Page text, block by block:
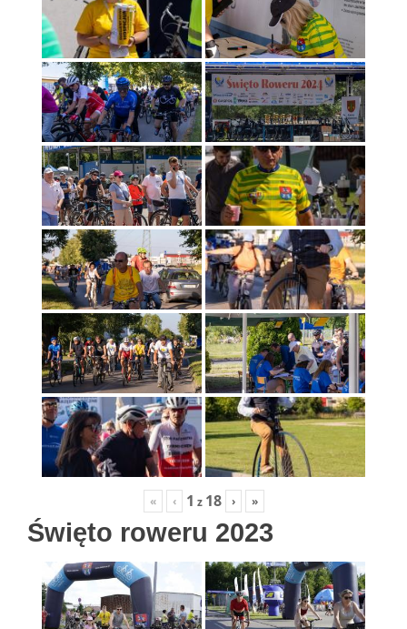
« ‹ 1 z 18 › »
Święto roweru 2023